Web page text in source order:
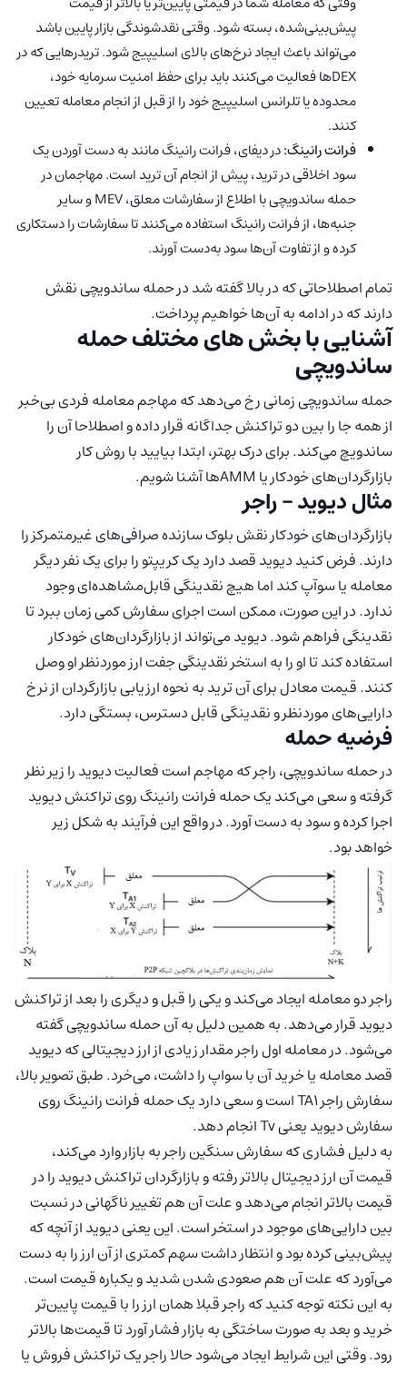
پیش‌بینی‌شده، بسته شود. وقتی نقدشوندگی بازار پایین باشد
می‌تواند باعث ایجاد نرخ‌های بالای اسلیپیج شود. تریدرهایی که در
DEXها فعالیت می‌کنند باید برای حفظ امنیت سرمایه خود،
محدوده یا تلرانس اسلیپیج خود را از قبل از انجام معامله تعیین
کنند.
فرانت رانینگ:در دیفای، فرانت رانینگ مانند به دست آوردن یک
سود اخلاقی در ترید، پیش از انجام آن ترید است. مهاجمان در
حمله ساندویچی با اطلاع از سفارشات معلق، MEV و سایر
جنبه‌ها، از فرانت رانینگ استفاده می‌کنند تا سفارشات را دستکاری
کرده و از تفاوت آن‌ها سود به‌دست آورند.
تمام اصطلاحاتی که در بالا گفته شد در حمله ساندویچی نقش
دارند که در ادامه به آن‌ها خواهیم پرداخت.
آشنایی با بخش های مختلف حمله
ساندویچی
حمله ساندویچی زمانی رخ می‌دهد که مهاجم معامله فردی بی‌خبر
از همه جا را بین دو تراکنش جداگانه قرار داده و اصطلاحا آن را
ساندویچ می‌کند. برای درک بهتر، ابتدا بیایید با روش کار
بازارگردان‌های خودکار یا AMMها آشنا شویم.
مثال دیوید – راجر
بازارگردان‌های خودکار نقش بلوک سازنده صرافی‌های غیرمتمرکز را
دارند. فرض کنید دیوید قصد دارد یک کریپتو را برای یک نفر دیگر
معامله یا سوآپ کند اما هیچ نقدینگی قابل‌مشاهده‌ای وجود
ندارد. در این صورت، ممکن است اجرای سفارش کمی زمان ببرد تا
نقدینگی فراهم شود. دیوید می‌تواند از بازارگردان‌های خودکار
استفاده کند تا او را به استخر نقدینگی جفت ارز موردنظر او وصل
کنند. قیمت معادل برای آن ترید به نحوه ارزیابی بازارگردان از نرخ
دارایی‌های موردنظر و نقدینگی قابل دسترس، بستگی دارد.
فرضیه حمله
در حمله ساندویچی، راجر که مهاجم است فعالیت دیوید را زیر نظر
گرفته و سعی می‌کند یک حمله فرانت رانینگ روی تراکنش دیوید
اجرا کرده و سود به دست آورد. در واقع این فرآیند به شکل زیر
خواهد بود.
راجر دو معامله ایجاد می‌کند و یکی را قبل و دیگری را بعد از تراکنش
دیوید قرار می‌دهد. به همین دلیل به آن حمله ساندویچی گفته
می‌شود. در معامله اول راجر مقدار زیادی از ارز دیجیتالی که دیوید
قصد معامله یا خرید آن با سواپ را داشت، می‌خرد. طبق تصویر بالا،
سفارش راجر TA1 است و سعی دارد یک حمله فرانت رانینگ روی
سفارش دیوید یعنی Tv انجام دهد.
به دلیل فشاری که سفارش سنگین راجر به بازار وارد می‌کند،
قیمت آن ارز دیجیتال بالاتر رفته و بازارگردان تراکنش دیوید را در
قیمت بالاتر انجام می‌دهد و علت آن هم تغییر ناگهانی در نسبت
بین دارایی‌های موجود در استخر است. این یعنی دیوید از آنچه که
پیش‌بینی کرده بود و انتظار داشت سهم کمتری از آن ارز را به دست
می‌آورد که علت آن هم صعودی شدن شدید و یکباره قیمت است.
به این نکته توجه کنید که راجر قبلا همان ارز را با قیمت پایین‌تر
خرید و بعد به صورت ساختگی به بازار فشار آورد تا قیمت‌ها بالاتر
رود. وقتی این شرایط ایجاد می‌شود حالا راجر یک تراکنش فروش یا